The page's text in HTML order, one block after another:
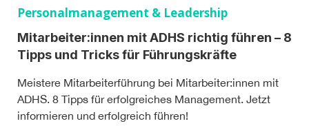
Personalmanagement & Leadership
Mitarbeiter:innen mit ADHS richtig führen – 8
Tipps und Tricks für Führungskräfte
Meistere Mitarbeiterführung bei Mitarbeiter:innen mit
ADHS. 8 Tipps für erfolgreiches Management. Jetzt
informieren und erfolgreich führen!